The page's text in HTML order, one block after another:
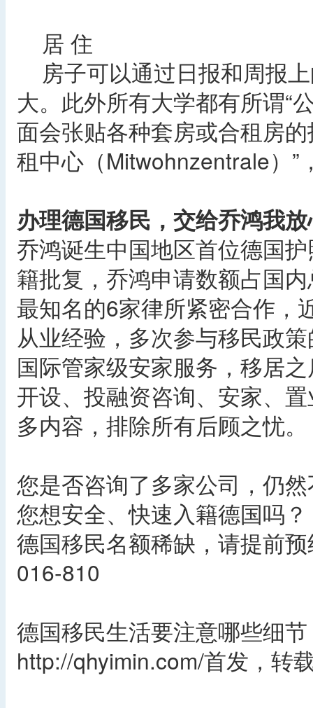
居 住
房子可以通过日报和周报
大。此外所有大学都有所谓“
面会张贴各种套房或合租房
租中心（Mitwohnzentrale）
办理德国移民，交给乔鸿我
乔鸿诞生中国地区首位德国
籍批复，乔鸿申请数额占国
最知名的6家律所紧密合作，
从业经验，多次参与移民政
国际管家级安家服务，移居
开设、投融资咨询、安家、
多内容，排除所有后顾之忧。
您是否咨询了多家公司，仍
您想安全、快速入籍德国吗？
德国移民名额稀缺，请提前
016-810
德国移民生活要注意哪些细
http://qhyimin.com/首发，转